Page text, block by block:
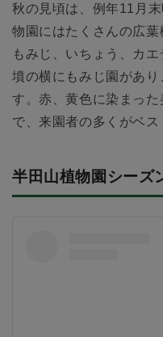
秋の見頃は、例年11月
物園にはたくさんの広葉
もみじ、いちょう、カ
墳の横にもみじ園があ
す。赤、黄色に染まっ
で、来園者の多くがベス
半田山植物園シーズ